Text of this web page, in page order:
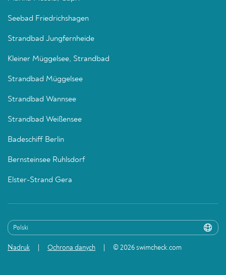
Seebad Friedrichshagen
Strandbad Jungfernheide
Kleiner Müggelsee, Strandbad
Strandbad Müggelsee
Strandbad Wannsee
Strandbad Weißensee
Badeschiff Berlin
Bernsteinsee Ruhlsdorf
Elster-Strand Gera
Nadruk Ochrona danych © 2026 swimcheck.com